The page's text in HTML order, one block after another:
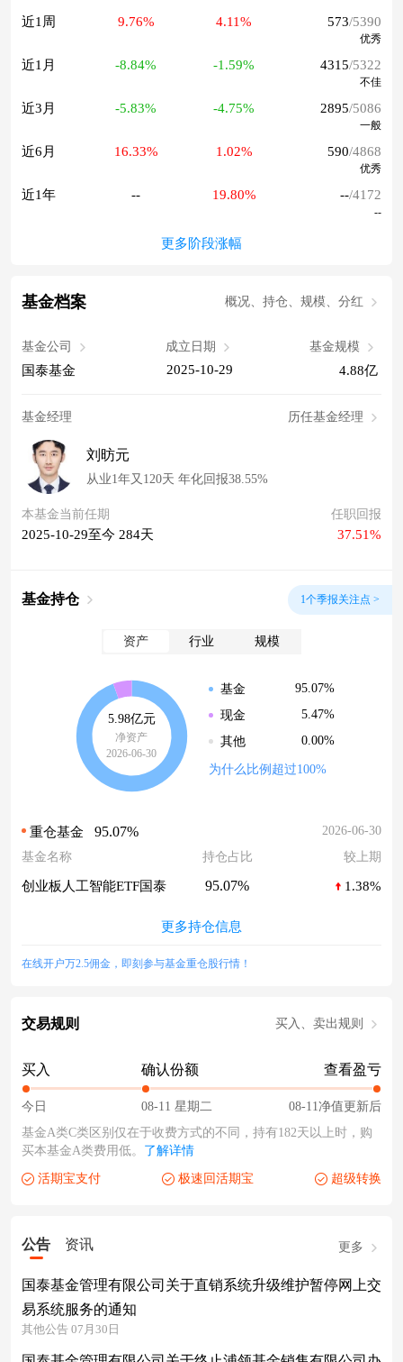
近1周 9.76% 4.11% 573/5390
优秀
近1月 -8.84% -1.59% 4315/5322
不佳
近3月 -5.83% -4.75% 2895/5086
一般
近6月 16.33% 1.02% 590/4868
优秀
近1年 -- 19.80% --/4172
--
更多阶段涨幅
基金档案 概况、持仓、规模、分红
基金公司
国泰基金
成立日期
2025-10-29
基金规模
4.88亿
基金经理 历任基金经理
刘昉元
从业1年又120天 年化回报38.55%
本基金当前任期
2025-10-29至今 284天
任职回报
37.51%
基金持仓 1个季报关注点 >
资产 行业 规模
5.98亿元
净资产
2026-06-30
基金
95.07%
现金
5.47%
其他
0.00%
为什么比例超过100%
重仓基金 95.07%
2026-06-30
基金名称
持仓占比 较上期
创业板人工智能ETF国泰 95.07% 1.38%
更多持仓信息
在线开户万2.5佣金，即刻参与基金重仓股行情！
交易规则 买入、卖出规则
买入
今日
确认份额
08-11 星期二
查看盈亏
08-11净值更新后
基金A类C类区别仅在于收费方式的不同，持有182天以上时，购
买本基金A类费用低。 了解详情
活期宝支付 极速回活期宝 超级转换
公告 资讯 更多
国泰基金管理有限公司关于直销系统升级维护暂停网上交
易系统服务的通知
其他公告 07月30日